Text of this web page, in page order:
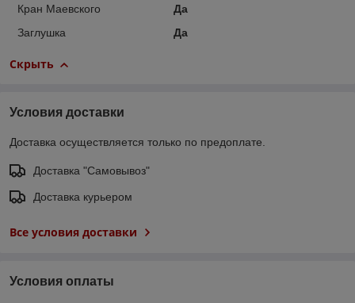
Кран Маевского
Да
Заглушка
Да
Скрыть
Условия доставки
Доставка осуществляется только по предоплате.
Доставка "Самовывоз"
Доставка курьером
Все условия доставки
Условия оплаты